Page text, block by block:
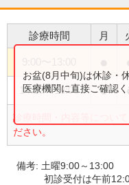
診療時間 月
14:00〜18:00 ●
診療時間・内容等につい
ださい。
お盆(8月中旬)は休診・
医療機関に直接ご確認く
備考: 土曜9:00～13:00
初診受付は午前